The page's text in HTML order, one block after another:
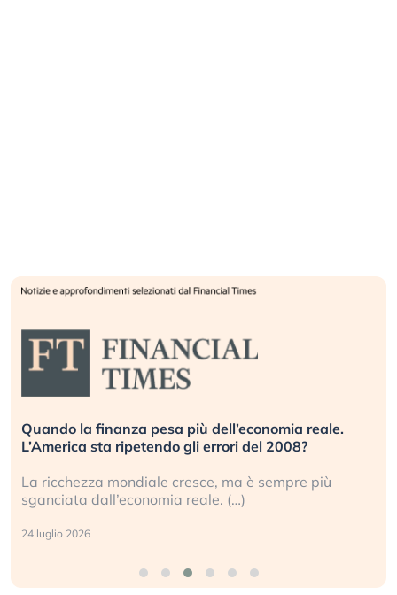
Quando la finanza pesa più dell’economia reale.
L’America sta ripetendo gli errori del 2008?
La ricchezza mondiale cresce, ma è sempre più
sganciata dall’economia reale. (…)
24 luglio 2026